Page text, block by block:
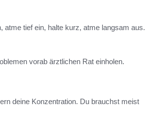
atme tief ein, halte kurz, atme langsam aus.
vorab ärztlichen Rat einholen.
deine Konzentration. Du brauchst meist